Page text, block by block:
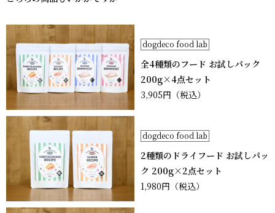
dogdeco food lab
全4種類のフード お試しパック
200g×4点セット
3,905円 （税込）
dogdeco food lab
2種類のドライフード お試しパッ
ク 200g×2点セット
1,980円 （税込）